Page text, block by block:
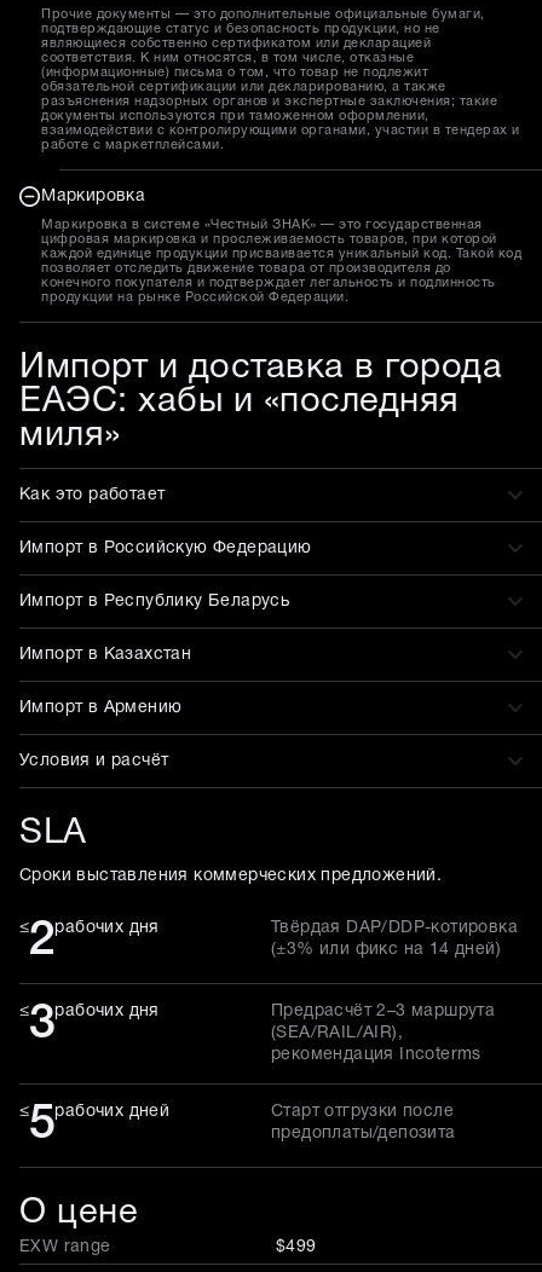
Прочие документы — это дополнительные официальные бумаги,
подтверждающие статус и безопасность продукции, но не
являющиеся собственно сертификатом или декларацией
соответствия. К ним относятся, в том числе, отказные
(информационные) письма о том, что товар не подлежит
обязательной сертификации или декларированию, а также
разъяснения надзорных органов и экспертные заключения; такие
документы используются при таможенном оформлении,
взаимодействии с контролирующими органами, участии в тендерах и
работе с маркетплейсами.
Маркировка
Маркировка в системе «Честный ЗНАК» — это государственная
цифровая маркировка и прослеживаемость товаров, при которой
каждой единице продукции присваивается уникальный код. Такой код
позволяет отследить движение товара от производителя до
конечного покупателя и подтверждает легальность и подлинность
продукции на рынке Российской Федерации.
Импорт и доставка в города
ЕАЭС: хабы и «последняя
миля»
Как это работает
Импорт в Российскую Федерацию
Импорт в Республику Беларусь
Импорт в Казахстан
Импорт в Армению
Условия и расчёт
SLA
Сроки выставления коммерческих предложений.
≤2рабочих дня
Твёрдая DAP/DDP-котировка
(±3% или фикс на 14 дней)
≤3рабочих дня
Предрасчёт 2–3 маршрута
(SEA/RAIL/AIR),
рекомендация Incoterms
≤5рабочих дней
Старт отгрузки после
предоплаты/депозита
О цене
EXW range $499